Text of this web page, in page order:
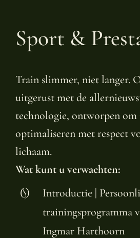
Sport &
Train slimmer, niet langer.
uitgerust met de
technologie, ontworpen om
optimaliseren met respect
lichaam.
Wat kunt u verwachten:
Introductie |
trainingsprogramma
Ingmar Harthoorn